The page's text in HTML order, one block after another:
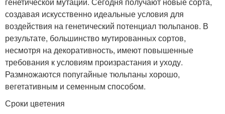
создавая искусственно идеальные условия для
воздействия на генетический потенциал тюльпанов. В
результате, большинство мутированных сортов,
несмотря на декоративность, имеют повышенные
требования к условиям произрастания и уходу.
Размножаются попугайные тюльпаны хорошо,
вегетативным и семенным способом.
Сроки цветения